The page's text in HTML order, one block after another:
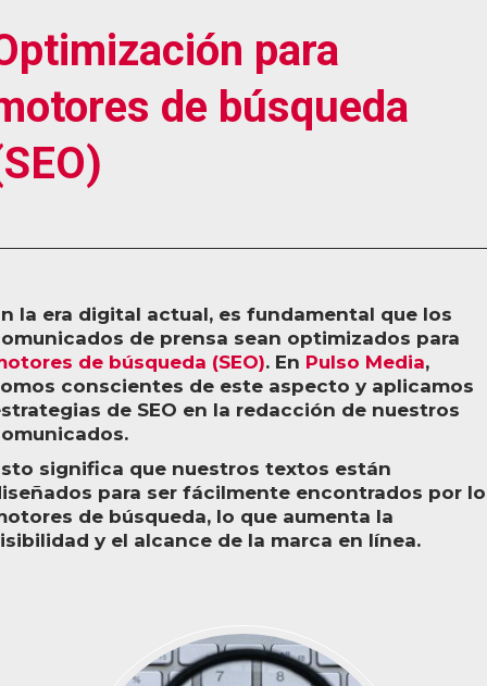
para
de búsqueda
la era digital actual, es fundamental que los
de prensa sean optimizados para
de búsqueda (SEO). En Pulso Media,
conscientes de este aspecto y aplicamos
de SEO en la redacción de nuestros
significa que nuestros textos están
para ser fácilmente encontrados por
de búsqueda, lo que aumenta la
y el alcance de la marca en línea.